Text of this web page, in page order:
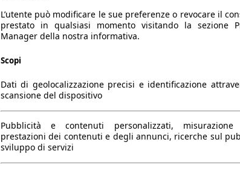
L’utente può modificare le sue preferenze o revocare il
prestato in qualsiasi momento visitando la sezione
Manager della nostra informativa.
Scopi
Dati di geolocalizzazione precisi e identificazione
scansione del dispositivo
Pubblicità e contenuti personalizzati, misurazione
prestazioni dei contenuti e degli annunci, ricerche sul
sviluppo di servizi